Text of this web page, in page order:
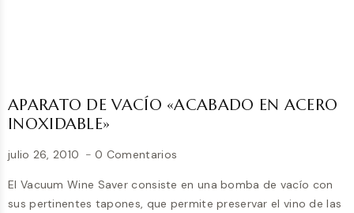
APARATO DE VACÍO «ACABADO EN ACERO
INOXIDABLE»
julio 26, 2010 0 Comentarios
El Vacuum Wine Saver consiste en una bomba de vacío con
sus pertinentes tapones, que permite preservar el vino de las